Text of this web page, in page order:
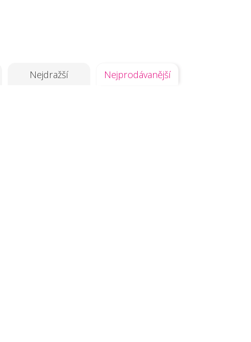
Nejdražší Nejprodávanější